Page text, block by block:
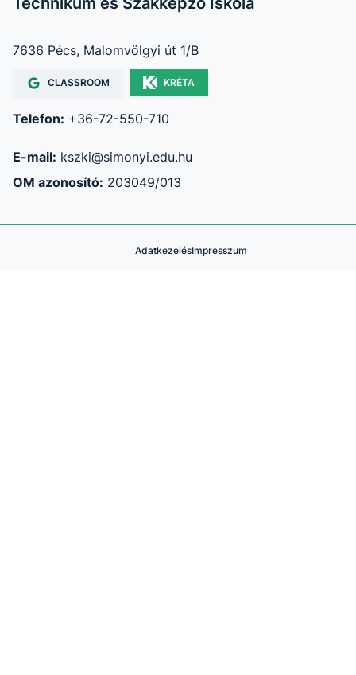
7636 Pécs, Malomvölgyi út 1/B
CLASSROOM KRÉTA
Telefon: +36-72-550-710
E-mail: kszki@simonyi.edu.hu
OM azonosító: 203049/013
AdatkezelésImpresszum